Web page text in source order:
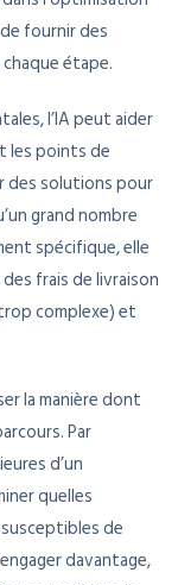
fournir des
étape.
l’IA peut aider
les points de
des solutions pour
grand nombre
spécifique, elle
frais de livraison
complexe) et
la manière dont
Par
d’un
quelles
de
davantage,